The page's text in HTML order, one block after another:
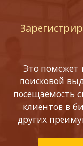
Это поможет
поисковой
посещаемость
клиентов в
других